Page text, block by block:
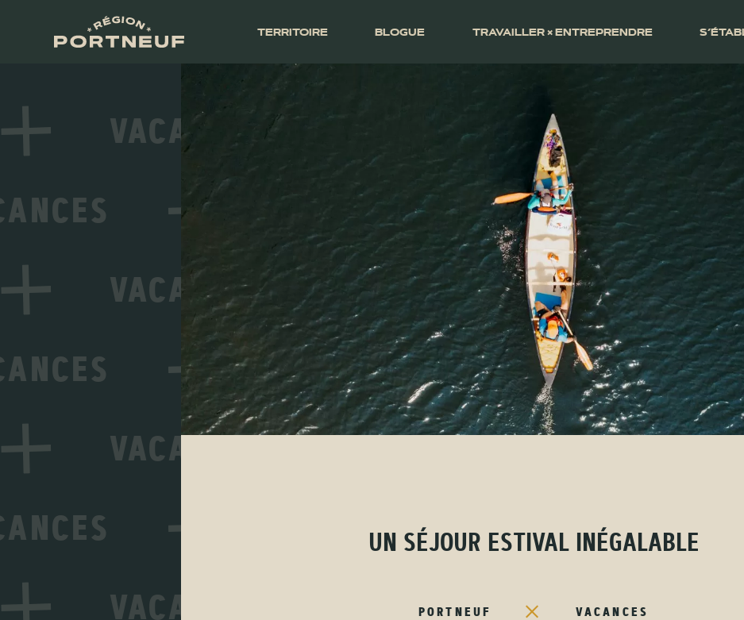
TERRITOIRE BLOGUE TRAVAILLER × ENTREPRENDRE
UN SÉJOUR ESTIVAL INÉGALABLE
PORTNEUF VACANCES